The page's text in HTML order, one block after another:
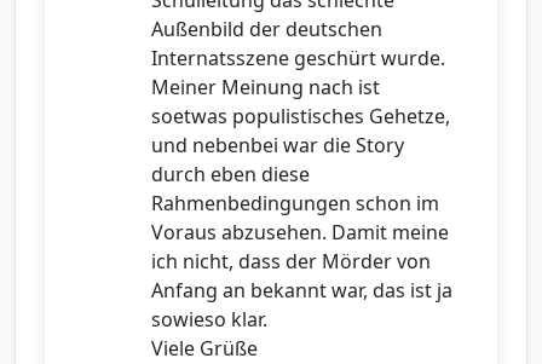
Außenbild der deutschen
Internatsszene geschürt wurde.
Meiner Meinung nach ist
soetwas populistisches Gehetze,
und nebenbei war die Story
durch eben diese
Rahmenbedingungen schon im
Voraus abzusehen. Damit meine
ich nicht, dass der Mörder von
Anfang an bekannt war, das ist ja
sowieso klar.
Viele Grüße